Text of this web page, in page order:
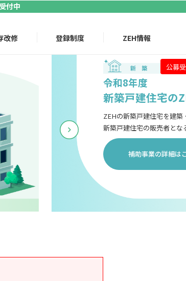
付中
改修 登録制度 ZEH情報
新
ZEHの